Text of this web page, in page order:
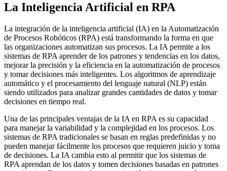
La Inteligencia Artificial en RPA
La integración de la inteligencia artificial (IA) en la Automatización
de Procesos Robóticos (RPA) está transformando la forma en que
las organizaciones automatizan sus procesos. La IA permite a los
sistemas de RPA aprender de los patrones y tendencias en los datos,
mejorar la precisión y la eficiencia en la automatización de procesos
y tomar decisiones más inteligentes. Los algoritmos de aprendizaje
automático y el procesamiento del lenguaje natural (NLP) están
siendo utilizados para analizar grandes cantidades de datos y tomar
decisiones en tiempo real.
Una de las principales ventajas de la IA en RPA es su capacidad
para manejar la variabilidad y la complejidad en los procesos. Los
sistemas de RPA tradicionales se basan en reglas predefinidas y no
pueden manejar fácilmente los procesos que requieren juicio y toma
de decisiones. La IA cambia esto al permitir que los sistemas de
RPA aprendan de los datos y tomen decisiones basadas en patrones